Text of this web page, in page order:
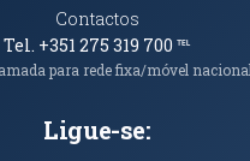
Contactos
Tel. +351 275 319 700℡
para rede fixa/móvel nacional
Ligue-se: